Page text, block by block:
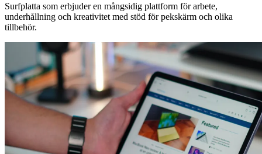
Surfplatta som erbjuder en mångsidig plattform för arbete,
underhållning och kreativitet med stöd för pekskärm och olika
tillbehör.